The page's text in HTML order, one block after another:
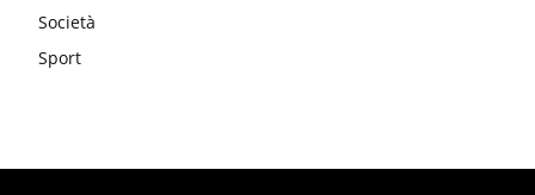
Società
Sport